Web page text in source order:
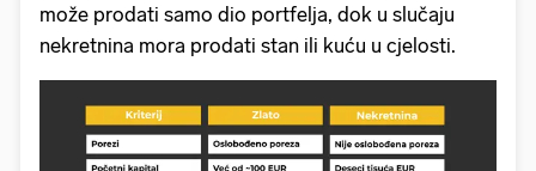
može prodati samo dio portfelja, dok u slučaju
nekretnina mora prodati stan ili kuću u cjelosti.